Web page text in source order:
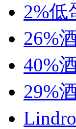
2%低
26%
40%
29%